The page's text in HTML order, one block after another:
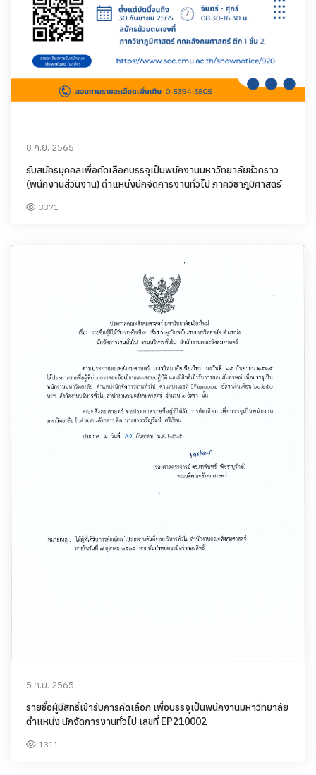
8 ก.ย. 2565
รับสมัครบุคคลเพื่อคัดเลือกบรรจุเป็นพนักงานมหาวิทยาลัยชั่วคราว
(พนักงานส่วนงาน) ตำแหน่งนักจัดการงานทั่วไป ภาควิชาภูมิศาสตร์
3371
5 ก.ย. 2565
รายชื่อผู้มีสิทธิ์เข้ารับการคัดเลือก เพื่อบรรจุเป็นพนักงานมหาวิทยาลัย
ตำแหน่ง นักจัดการงานทั่วไป เลขที่ EP210002
1311